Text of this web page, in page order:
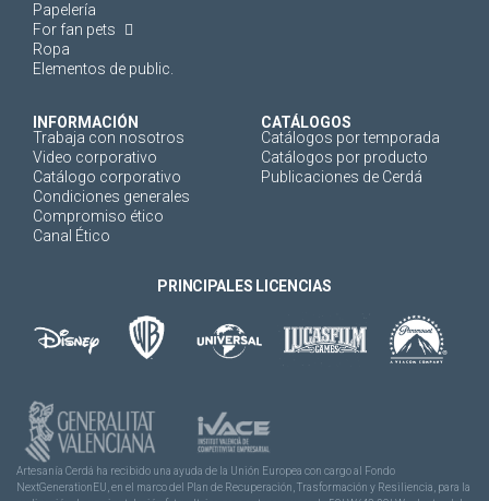
Papelería
For fan pets
Ropa
Elementos de public.
INFORMACIÓN
Trabaja con nosotros
Video corporativo
Catálogo corporativo
Condiciones generales
Compromiso ético
Canal Ético
CATÁLOGOS
Catálogos por temporada
Catálogos por producto
Publicaciones de Cerdá
PRINCIPALES LICENCIAS
Artesanía Cerdá ha recibido una ayuda de la Unión Europea con cargo al Fondo
NextGenerationEU, en el marco del Plan de Recuperación, Trasformación y Resiliencia, para la